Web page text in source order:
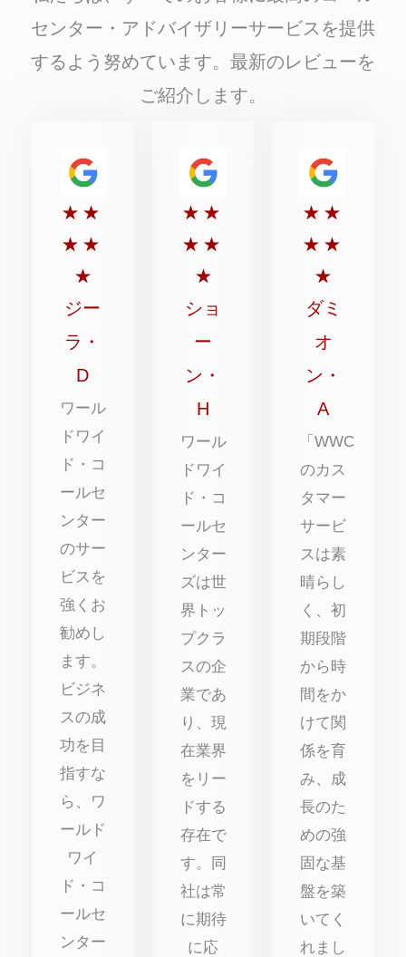
センター・アドバイザリーサービスを提供
するよう努めています。最新のレビューを
ご紹介します。
★ ★
★ ★
★
5
点
満
点
中
点
ジー
ラ・
D
ワール
ドワイ
ド・コ
ールセ
ンター
のサー
ビスを
強くお
勧めし
ます。
ビジネ
スの成
功を目
指すな
ら、ワ
ールド
ワイ
ド・コ
ールセ
ンター
★ ★
★ ★
★
5
点
満
点
中
5
ショ
ー
ン・
H
ワール
ドワイ
ド・コ
ールセ
ンター
ズは世
界トッ
プクラ
スの企
業であ
り、現
在業界
をリー
ドする
存在で
す。同
社は常
に期待
に応
★ ★
★ ★
★
5
点
点
5
ダミ
オ
ン・
A
「WWC
のカス
タマー
サービ
スは素
晴らし
く、初
期段階
から時
間をか
けて関
係を育
み、成
長のた
めの強
固な基
盤を築
いてく
れまし